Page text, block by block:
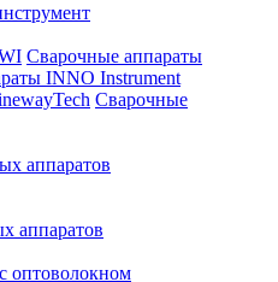
Сварочные аппараты
INNO Instrument
Cварочные
аппаратов
аппаратов
оптоволокном